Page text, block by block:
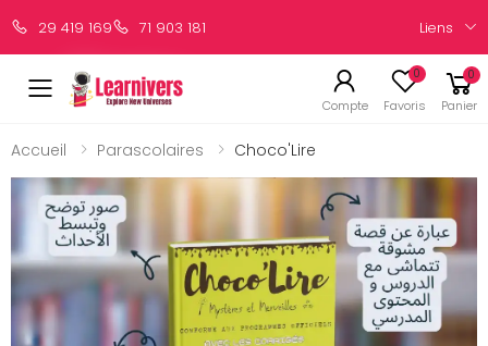
29 419 169 71 903 181 Liens
Compte
0
Favoris
0
Panier
Accueil Parascolaires Choco'Lire